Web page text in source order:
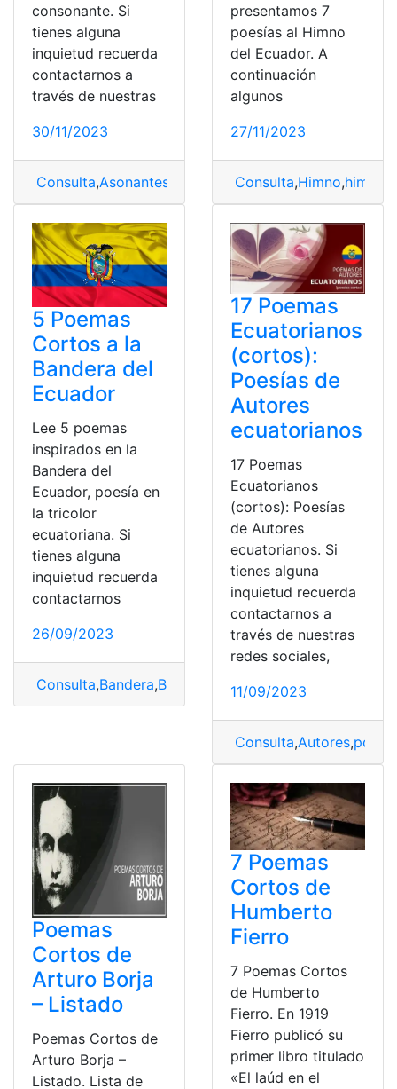
consonante. Si
tienes alguna
inquietud recuerda
contactarnos a
través de nuestras
30/11/2023
Consulta,Asonantes consonantes,Ejemplos,rimas,
presentamos 7
poesías al Himno
del Ecuador. A
continuación
algunos
27/11/2023
Consulta,Himno,himno
5 Poemas
Cortos a la
Bandera del
Ecuador
Lee 5 poemas
inspirados en la
Bandera del
Ecuador, poesía en
la tricolor
ecuatoriana. Si
tienes alguna
inquietud recuerda
contactarnos
26/09/2023
Consulta,Bandera,Bandera del Ecuador,poemas
17 Poemas
Ecuatorianos
(cortos):
Poesías de
Autores
ecuatorianos
17 Poemas
Ecuatorianos
(cortos): Poesías
de Autores
ecuatorianos. Si
tienes alguna
inquietud recuerda
contactarnos a
través de nuestras
redes sociales,
11/09/2023
Consulta,Autores,
Poemas
Cortos de
Arturo Borja
– Listado
Poemas Cortos de
Arturo Borja –
Listado. Lista de
7 Poemas
Cortos de
Humberto
Fierro
7 Poemas Cortos
de Humberto
Fierro. En 1919
Fierro publicó su
primer libro titulado
«El laúd en el